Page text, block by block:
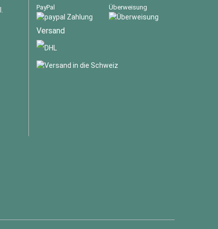
PayPal Überweisung
Versand